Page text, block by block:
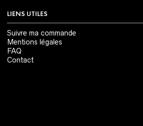
LIENS UTILES
Suivre ma commande
Mentions légales
FAQ
Contact